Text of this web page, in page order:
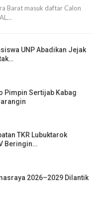
Barat masuk daftar Calon
UNP Abadikan Jejak
Pimpin Sertijab Kabag
TKR Lubuktarok
Beringin…
2026–2029 Dilantik